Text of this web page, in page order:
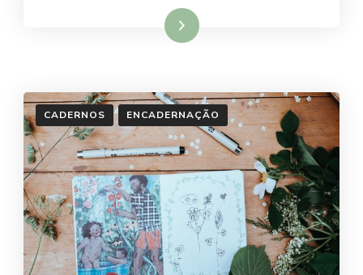
Ler mais
CADERNOS ENCADERNAÇÃO